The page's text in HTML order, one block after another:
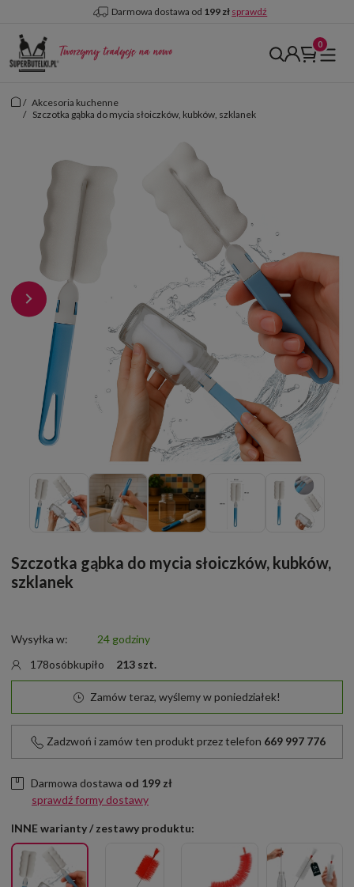
Darmowa dostawa od 199 zł sprawdź
/ Akcesoria kuchenne
/ Szczotka gąbka do mycia słoiczków, kubków, szklanek
Szczotka gąbka do mycia słoiczków, kubków,
szklanek
Wysyłka w:
24 godziny
178osóbkupiło 213 szt.
Zamów teraz, wyślemy w poniedziałek!
Zadzwoń i zamów ten produkt przez telefon 669 997 776
Darmowa dostawa od 199 zł
sprawdź formy dostawy
INNE warianty / zestawy produktu: